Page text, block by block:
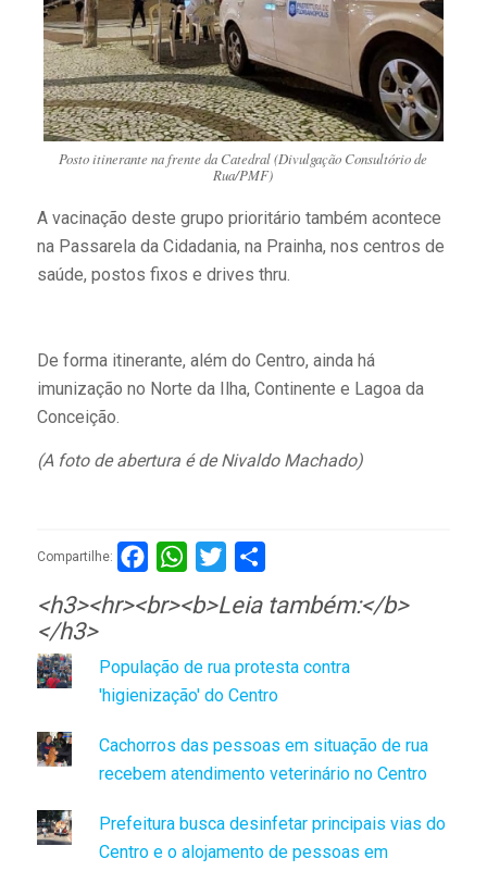
Posto itinerante na frente da Catedral (Divulgação Consultório de
Rua/PMF)
A vacinação deste grupo prioritário também acontece
na Passarela da Cidadania, na Prainha, nos centros de
saúde, postos fixos e drives thru.
De forma itinerante, além do Centro, ainda há
imunização no Norte da Ilha, Continente e Lagoa da
Conceição.
(A foto de abertura é de Nivaldo Machado)
Compartilhe: FacebookWhatsApp
Twitter
<h3><hr><br><b>Leia também:</b>
</h3>
População de rua protesta contra
'higienização' do Centro
Cachorros das pessoas em situação de rua
recebem atendimento veterinário no Centro
Prefeitura busca desinfetar principais vias do
Centro e o alojamento de pessoas em